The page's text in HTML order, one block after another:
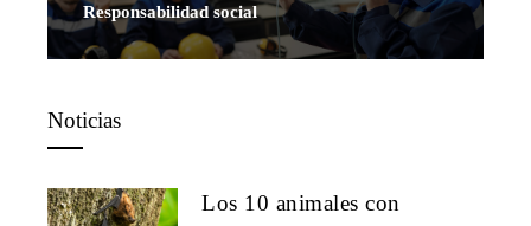
Responsabilidad social
Noticias
Los 10 animales con